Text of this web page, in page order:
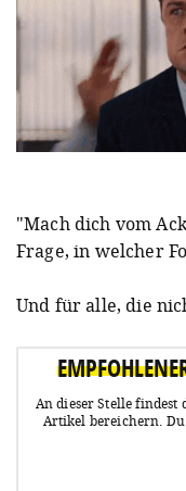
"Mach dich vom
Frage, in welcher
Und für alle, die
An dieser Stelle
Artikel bereichern.